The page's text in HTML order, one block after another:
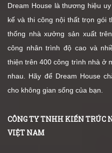
Dream House là thương hiệu
kế và thi công nội thất trọn gói
thống nhà xưởng sản xuất
công nhân trình độ cao và
thiện trên 400 công trình nhà ở
nhau. Hãy để Dream House
cho không gian sống của bạn.
CÔNG TY TNHH KIẾN TRÚC
VIỆT NAM